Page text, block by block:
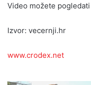
Video možete pogledati
Izvor: vecernji.hr
www.crodex.net